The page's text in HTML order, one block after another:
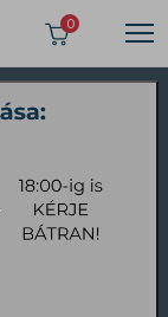
0